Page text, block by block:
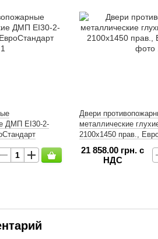
ДМП ЕІ30-2-
Двери
металлические
2100х1450 прав.,
21 858.00 грн. с
НДС